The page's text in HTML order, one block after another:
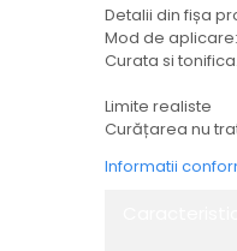
Detalii din fișa
Mod de
Curata si
Limite realiste
Curățarea nu
Informatii